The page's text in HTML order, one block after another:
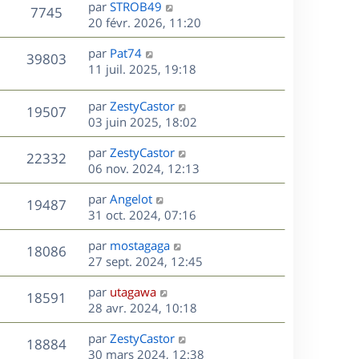
s
n
i
e
r
m
e
s
s
a
g
e
7745V
u
e
D
e
r
n
i
e
r
m
e
s
s
a
g
e
par STROB49
20 févr. 2026, 11:20
39803V
u
e
D
e
n
i
e
r
m
e
s
s
a
g
e
par Pat74
11 juil. 2025, 19:18
19507V
u
e
s
D
e
r
n
i
e
r
m
e
s
s
a
g
e
par ZestyCastor
03 juin 2025, 18:02
22332V
u
D
e
r
n
i
e
r
m
e
s
s
a
g
par ZestyCastor
06 nov. 2024, 12:13
19487V
u
e
D
e
r
n
i
e
r
m
e
s
par Angelot
31 oct. 2024, 07:16
18086V
u
D
e
r
n
i
e
r
par mostagaga
27 sept. 2024, 12:45
18591
u
D
e
r
n
i
par utagawa
28 avr. 2024, 10:18
18884V
D
e
par ZestyCastor
30 mars 2024, 12:38